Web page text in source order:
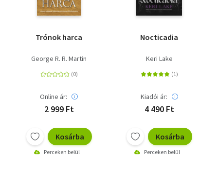
Trónok harca
George R. R. Martin
Online ár:
2 999 Ft
Kosárba
Perceken belül
Nocticadia
Keri Lake
Kiadói ár:
4 490 Ft
Kosárba
Perceken belül